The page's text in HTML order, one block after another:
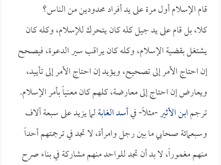
قام الإسلام أول مرة على يد أفراد محدودين من الناس؟
كلا، بل قام على يد جيل كله كان يتحرك للإسلام، وكله كان
يشتغل بقضية الإسلام، وكله كان يراقب سير الدعوة، فيصحح
إن احتاج الأمر إلى تصحيح، ويؤيد إن احتاج الأمر إلى تأييد،
ويعارض إن احتاج إلى معارضة، كلهم كان معنياً بأمر الإسلام.
ترجمابن الأثير-مثلاً- فيأسد الغابةلما يزيد على سبعة آلاف
وسبعمائة صحابي ما بين رجل وامرأة، لا تجد في ترجمتهم أحداً
منهم مغموراً، لا بد أن تجد للواحد منهم مشاركة في بناء صرح